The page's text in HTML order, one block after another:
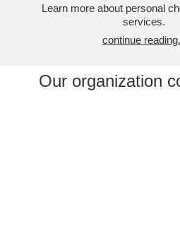
Learn more about personal
services.
continue
Our organization